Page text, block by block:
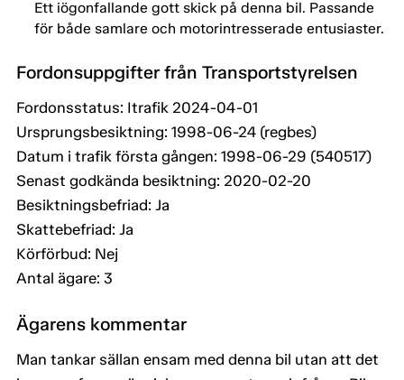
Ett iögonfallande gott skick på denna bil. Passande
för både samlare och motorintresserade entusiaster.
Fordonsuppgifter från Transportstyrelsen
Fordonsstatus: Itrafik 2024-04-01
Ursprungsbesiktning: 1998-06-24 (regbes)
Datum i trafik första gången: 1998-06-29 (540517)
Senast godkända besiktning: 2020-02-20
Besiktningsbefriad: Ja
Skattebefriad: Ja
Körförbud: Nej
Antal ägare: 3
Ägarens kommentar
Man tankar sällan ensam med denna bil utan att det